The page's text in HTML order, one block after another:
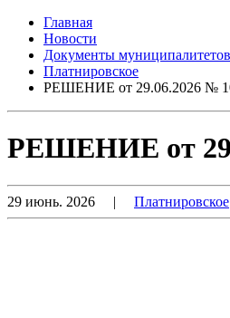
Главная
Новости
Документы муниципалитетов
Платнировское
РЕШЕНИЕ от 29.06.2026 №
РЕШЕНИЕ от
29 июнь. 2026 | Платнировское